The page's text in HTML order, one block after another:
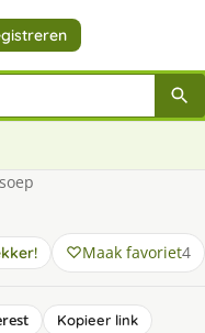
Maak favoriet4
Kopieer link